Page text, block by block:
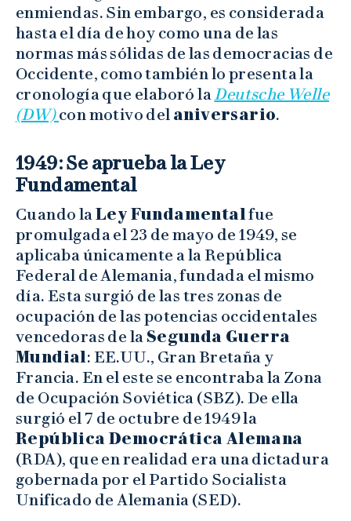
enmiendas. Sin embargo, es considerada
hasta el día de hoy como una de las
normas más sólidas de las democracias de
Occidente, como también lo presenta la
cronología que elaboró la Deutsche Welle
(DW)con motivo del aniversario.
1949: Se aprueba la Ley
Fundamental
Cuando la Ley Fundamental fue
promulgada el 23 de mayo de 1949, se
aplicaba únicamente a la República
Federal de Alemania, fundada el mismo
día. Esta surgió de las tres zonas de
ocupación de las potencias occidentales
vencedoras de la Segunda Guerra
Mundial: EE.UU., Gran Bretaña y
Francia. En el este se encontraba la Zona
de Ocupación Soviética (SBZ). De ella
surgió el 7 de octubre de 1949 la
República Democrática Alemana
(RDA), que en realidad era una dictadura
gobernada por el Partido Socialista
Unificado de Alemania (SED).